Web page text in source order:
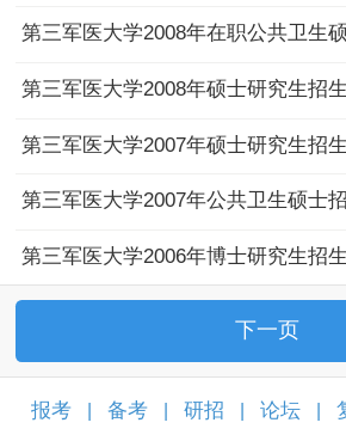
第三军医大学2008年在职公共卫生
第三军医大学2008年硕士研究生招
第三军医大学2007年硕士研究生招
第三军医大学2007年公共卫生硕士
第三军医大学2006年博士研究生招
下一页
报考 备考 研招 论坛